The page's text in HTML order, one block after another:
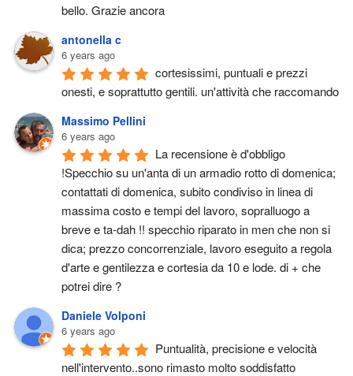
bello. Grazie ancora
antonella c
6 years ago
cortesissimi, puntuali e prezzi
onesti, e soprattutto gentili. un'attività che raccomando
Massimo Pellini
6 years ago
La recensione è d'obbligo
!Specchio su un'anta di un armadio rotto di domenica;
contattati di domenica, subito condiviso in linea di
massima costo e tempi del lavoro, sopralluogo a
breve e ta-dah !! specchio riparato in men che non si
dica; prezzo concorrenziale, lavoro eseguito a regola
d'arte e gentilezza e cortesia da 10 e lode. di + che
potrei dire ?
Daniele Volponi
6 years ago
Puntualità, precisione e velocità
nell'intervento..sono rimasto molto soddisfatto